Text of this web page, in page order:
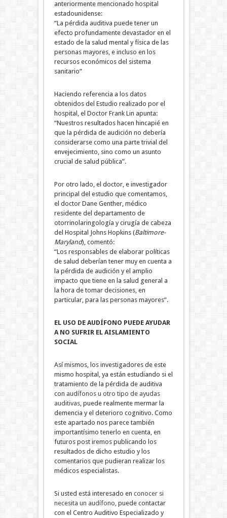
anteriormente mencionado hospital
estadounidense:
“La pérdida auditiva puede tener un
efecto profundamente devastador en el
estado de la salud mental y física de las
personas mayores, e incluso en los
recursos económicos del sistema
sanitario”
Haciendo referencia a los datos
obtenidos del Estudio realizado por el
hospital, el Doctor Frank Lin apunta:
“Nuestros resultados hacen hincapié en
que la pérdida de audición no debería
considerarse como una parte trivial del
envejecimiento, sino como un asunto
crucial de salud pública”.
Por otro lado, el doctor, e investigador
principal del estudio que comentamos,
el doctor Dane Genther, médico
residente del departamento de
otorrinolaringología y cirugía de cabeza
del Hospital Johns Hopkins (Baltimore-
Maryland), comentó:
“Los responsables de elaborar políticas
de salud deberían tener muy en cuenta a
la pérdida de audición y el amplio
impacto que tiene en la salud general a
la hora de tomar decisiones, en
particular, para las personas mayores”.
EL USO DE AUDÍFONO PUEDE AYUDAR
A NO SUFRIR EL AISLAMIENTO
SOCIAL
Así mismos, los investigadores de este
mismo hospital, ya están estudiando si el
tratamiento de la pérdida de auditiva
con audífonos u otro tipo de ayudas
auditivas, puede realmente mermar la
demencia y el deterioro cognitivo. Como
este apartado nos parece también
importantísimo tenerlo en cuenta, en
futuros post iremos publicando los
resultados de dicho estudio y los
comentarios que pudieran realizar los
médicos especialistas.
Si usted está interesado en conocer si
necesita un audífono,puede contactar
con el Centro Auditivo Especializado y